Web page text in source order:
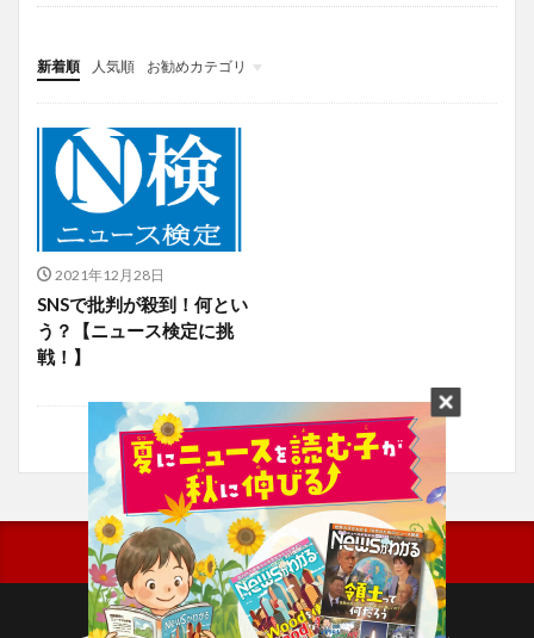
新着順 人気順
お勧めカテゴリ
投稿
学び
マンガ
電子書籍
2021年12月28日
SNSで批判が殺到！何とい
う？【ニュース検定に挑
戦！】